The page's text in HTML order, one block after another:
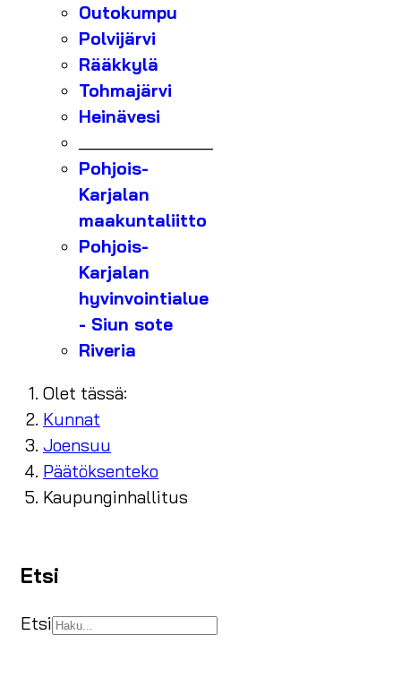
Outokumpu
Polvijärvi
Rääkkylä
Tohmajärvi
Heinävesi
Pohjois-
Karjalan
maakuntaliitto
Pohjois-
Karjalan
hyvinvointialue
- Siun sote
Riveria
Olet tässä:
Kunnat
Joensuu
Päätöksenteko
Kaupunginhallitus
Etsi
Etsi